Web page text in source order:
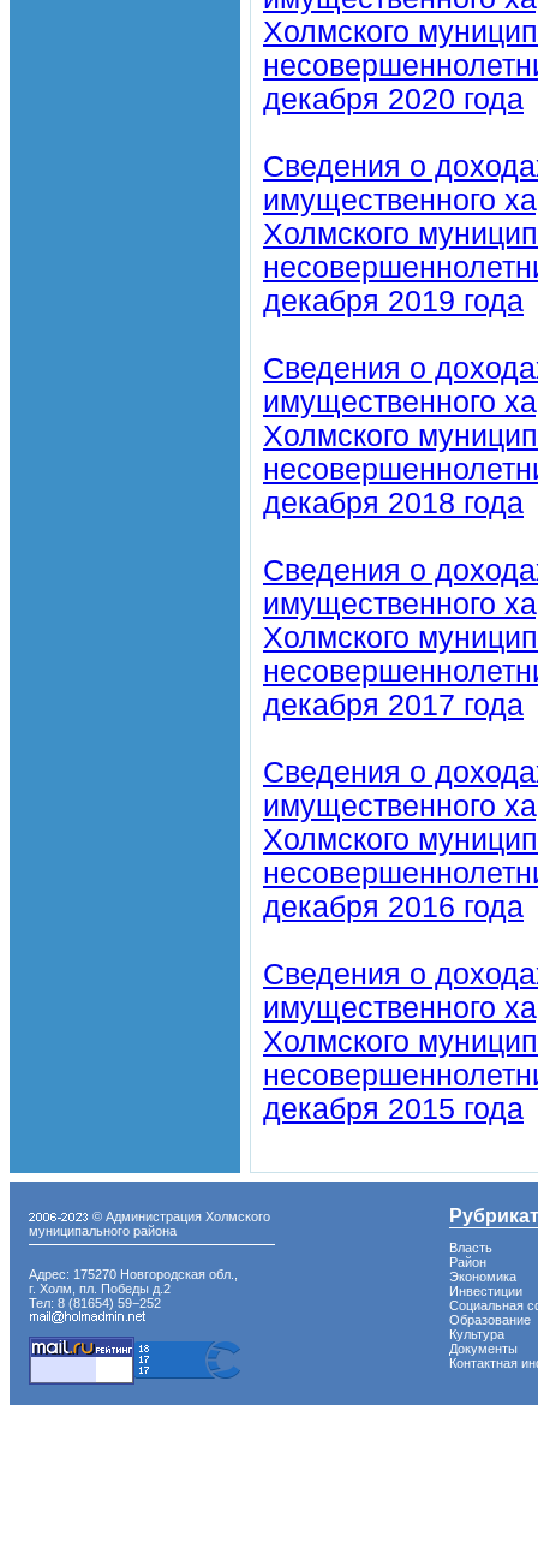
Холмского
декабря 2020 года
Сведения о
имущественного
Холмского
декабря 2019 года
Сведения о
имущественного
Холмского
декабря 2018 года
Сведения о
имущественного
Холмского
декабря 2017 года
Сведения о
имущественного
Холмского
декабря 2016 года
Сведения о
имущественного
Холмского
декабря 2015 года
© Администрация Холмского
муниципального района
Адрес: 175270 Новгородская обл.,
г. Холм, пл. Победы д.2
Тел: 8 (81654) 59−252
Власть
Район
Экономика
Инвестиции
Социальная
Образование
Культура
Документы
Контактная